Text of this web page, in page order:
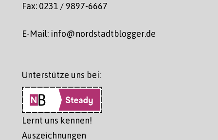
Fax: 0231 / 9897-6667
E-Mail: info@nordstadtblogger.de
Unterstütze uns bei:
Lernt uns kennen!
Auszeichnungen